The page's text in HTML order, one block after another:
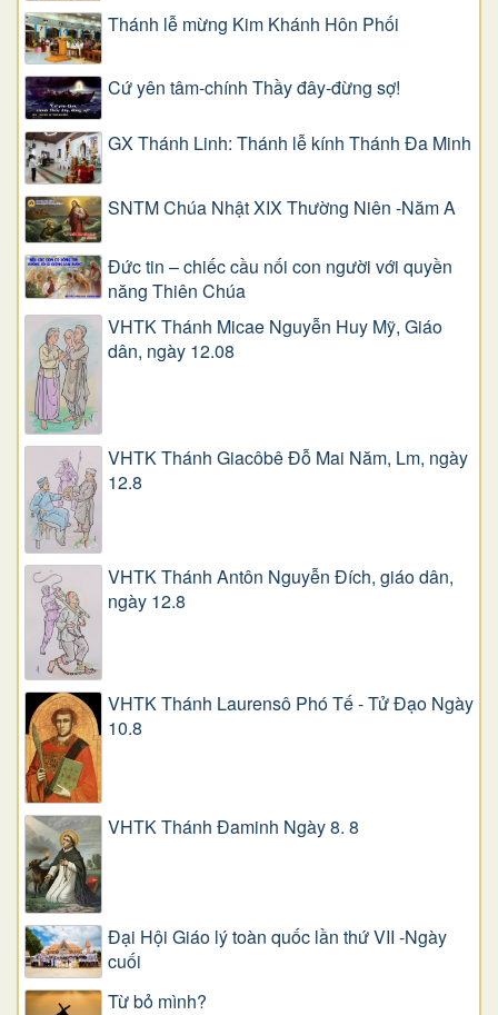
Thánh lễ mừng Kim Khánh Hôn Phối
Cứ yên tâm-chính Thầy đây-đừng sợ!
GX Thánh Linh: Thánh lễ kính Thánh Đa Minh
SNTM Chúa Nhật XIX Thường Niên -Năm A
Đức tin – chiếc cầu nối con người với quyền
năng Thiên Chúa
VHTK Thánh Micae Nguyễn Huy Mỹ, Giáo
dân, ngày 12.08
VHTK Thánh Giacôbê Ðỗ Mai Năm, Lm, ngày
12.8
VHTK Thánh Antôn Nguyễn Ðích, giáo dân,
ngày 12.8
VHTK Thánh Laurensô Phó Tế - Tử Đạo Ngày
10.8
VHTK Thánh Đaminh Ngày 8. 8
Đại Hội Giáo lý toàn quốc lần thứ VII -Ngày
cuối
Từ bỏ mình?